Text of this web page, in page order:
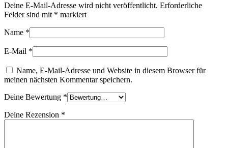
Deine E-Mail-Adresse wird nicht veröffentlicht. Erforderliche
Felder sind mit * markiert
Name *
E-Mail *
Name, E-Mail-Adresse und Website in diesem Browser für
meinen nächsten Kommentar speichern.
Deine Bewertung *
Deine Rezension *